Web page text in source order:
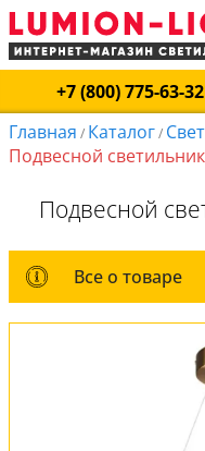
+7 (800) 775-63-32
Главная / Каталог/
Подвесной
Подвесной
Все о товаре
Все о товаре
Комплект
Вся коллекция